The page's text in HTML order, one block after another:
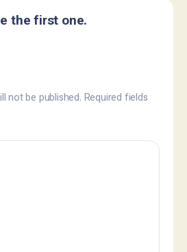
the first one.
not be published. Required fields